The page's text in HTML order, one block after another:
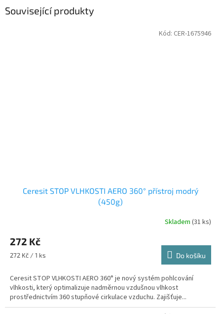
Související produkty
Ceresit STOP VLHKOSTI AERO 360° přístroj modrý
(450g)
produktu
je
4,5
5
hvězdiček.
Skladem(31 ks)
272 Kč
Měrná
272 Kč / 1 ks Do košíku
Ceresit STOP VLHKOSTI AERO 360° je nový systém pohlcování
vlhkosti, který optimalizuje nadměrnou vzdušnou vlhkost
prostřednictvím 360 stupňové cirkulace vzduchu. Zajišťuje...
Kód: CER-1675946